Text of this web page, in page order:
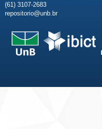
(61) 3107-2683
repositorio@unb.br